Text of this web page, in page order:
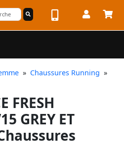
» Chaussures Running »
FRESH
GREY ET